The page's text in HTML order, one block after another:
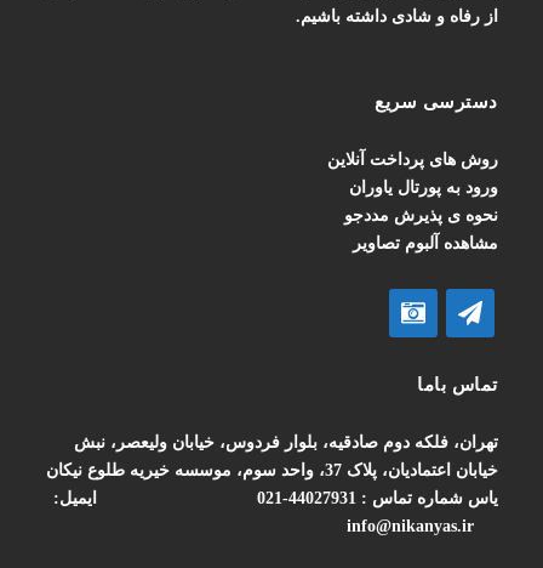
از رفاه و شادی داشته باشیم.
دسترسی سریع
روش های پرداخت آنلاین
ورود به پورتال یاوران
نحوه ی پذیرش مددجو
مشاهده آلبوم تصاویر
تماس باما
تهران، فلکه دوم صادقیه، بلوار فردوس، خیابان ولیعصر، نبش
خیابان اعتمادیان، پلاک 37، واحد سوم، موسسه خیریه طلوع نیکان
یاس شماره تماس : 44027931-021
ایمیل:
info@nikanyas.ir